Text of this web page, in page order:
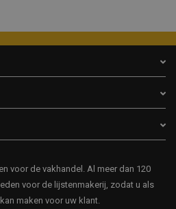
voor de vakhandel. Al meer dan 120
voor de lijstenmakerij, zodat u als
maken voor uw klant.